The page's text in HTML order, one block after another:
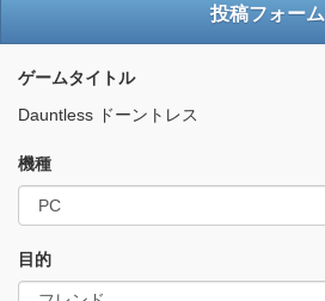
投稿フォーム
ゲームタイトル
Dauntless ドーントレス
機種
目的